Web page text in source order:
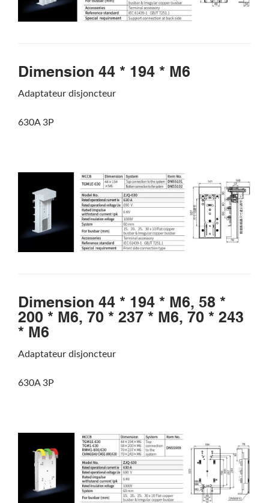
Dimension 44 * 194 * M6
Adaptateur disjoncteur
630A 3P
Dimension 44 * 194 * M6, 58 *
200 * M6, 70 * 237 * M6, 70 * 243
* M6
Adaptateur disjoncteur
630A 3P